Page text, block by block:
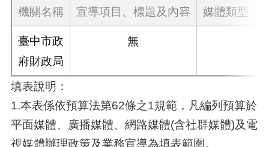
機關名稱 宣導項目、標題及內容 媒體類型
臺中市政
府財政局
無
填表說明：
1.本表係依預算法第62條之1規範，凡編列預算於
平面媒體、廣播媒體、網路媒體(含社群媒體)及電
視媒體辦理政策及業務宣導為填表範圍。